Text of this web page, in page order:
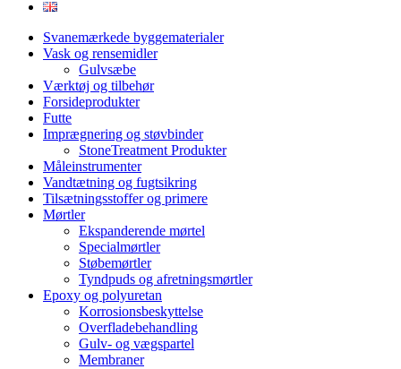
Svanemærkede byggematerialer
Vask og rensemidler
Gulvsæbe
Værktøj og tilbehør
Forsideprodukter
Futte
Imprægnering og støvbinder
StoneTreatment Produkter
Måleinstrumenter
Vandtætning og fugtsikring
Tilsætningsstoffer og primere
Mørtler
Ekspanderende mørtel
Specialmørtler
Støbemørtler
Tyndpuds og afretningsmørtler
Epoxy og polyuretan
Korrosionsbeskyttelse
Overfladebehandling
Gulv- og vægspartel
Membraner